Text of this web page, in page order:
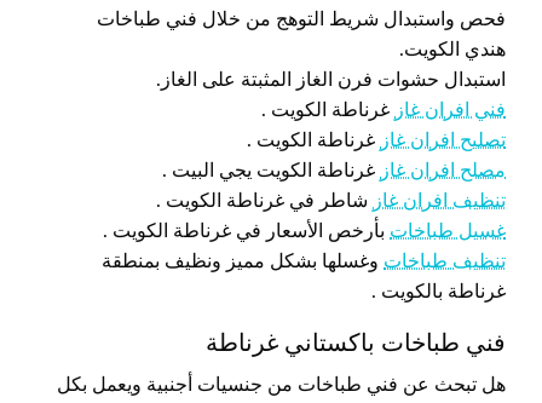
فحص واستبدال شريط التوهج من خلال فني طباخات
هندي الكويت.
استبدال حشوات فرن الغاز المثبتة على الغاز.
فني افران غاز غرناطة الكويت .
تصليح افران غاز غرناطة الكويت .
مصلح افران غاز غرناطة الكويت يجي البيت .
تنظيف افران غاز شاطر في غرناطة الكويت .
غسيل طباخات بأرخص الأسعار في غرناطة الكويت .
تنظيف طباخات وغسلها بشكل مميز ونظيف بمنطقة
غرناطة بالكويت .
فني طباخات باكستاني غرناطة
هل تبحث عن فني طباخات من جنسيات أجنبية ويعمل بكل